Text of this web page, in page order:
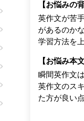
【お悩みの
英作文が苦
があるのか
学習方法を
【お悩み本文
瞬間英作文
英作文のス
た方が良い